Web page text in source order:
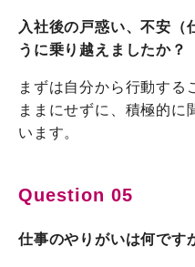
入社後の戸惑い、不安（
うに乗り越えましたか？
まずは自分から行動する
ままにせずに、積極的に
います。
Question 05
仕事のやりがいは何です